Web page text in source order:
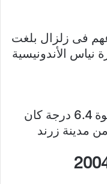
مصرعهم فى زلزال بلغت
نياس الأندونيسية
لقي المئات حتفهم فى زلزال بقوة 6.4 درجة كان
مدينة زرند